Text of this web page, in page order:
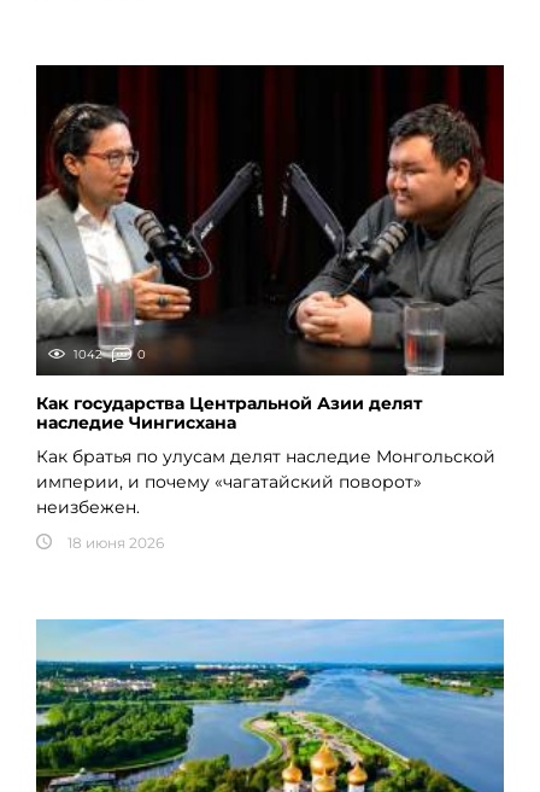
1042 0
Как государства Центральной Азии делят
наследие Чингисхана
Как братья по улусам делят наследие Монгольской
империи, и почему «чагатайский поворот»
неизбежен.
18 июня 2026